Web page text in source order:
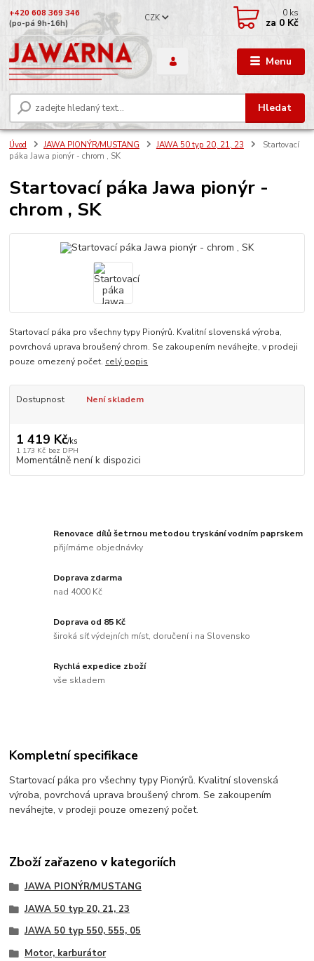
Menu
CZK
Hledat
+420 608 369 346
(po-pá 9h-16h)
0 ks
za 0 Kč
Úvod JAWA PIONÝR/MUSTANG JAWA 50 typ 20, 21, 23
Startovací
páka Jawa pionýr - chrom , SK
Startovací páka Jawa pionýr -
chrom , SK
Startovací páka pro všechny typy Pionýrů. Kvalitní slovenská výroba,
povrchová uprava broušený chrom. Se zakoupením neváhejte, v prodeji
pouze omezený počet. celý popis
Dostupnost Není skladem
1 419 Kč/ks
1 173 Kč bez DPH
Momentálně není k dispozici
Renovace dílů šetrnou metodou tryskání vodním paprskem
přijímáme objednávky
Doprava zdarma
nad 4000 Kč
Doprava od 85 Kč
široká síť výdejních míst, doručení i na Slovensko
Rychlá expedice zboží
vše skladem
Kompletní specifikace
Startovací páka pro všechny typy Pionýrů. Kvalitní slovenská
výroba, povrchová uprava broušený chrom. Se zakoupením
neváhejte, v prodeji pouze omezený počet.
Zboží zařazeno v kategoriích
JAWA PIONÝR/MUSTANG
JAWA 50 typ 20, 21, 23
JAWA 50 typ 550, 555, 05
Motor, karburátor